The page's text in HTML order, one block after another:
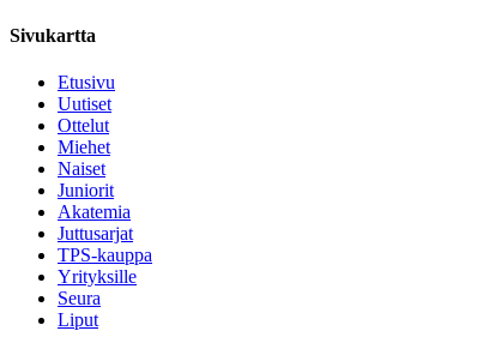
Sivukartta
Etusivu
Uutiset
Ottelut
Miehet
Naiset
Juniorit
Akatemia
Juttusarjat
TPS-kauppa
Yrityksille
Seura
Liput